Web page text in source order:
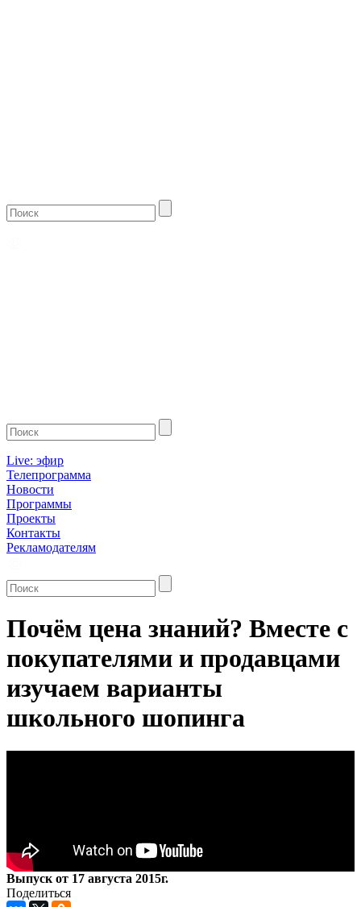
Live: эфир
Телепрограмма
Новости
Программы
Проекты
Контакты
Рекламодателям
Почём цена знаний? Вместе с
покупателями и продавцами
изучаем варианты
школьного шопинга
Выпуск от 17 августа 2015г.
Поделиться